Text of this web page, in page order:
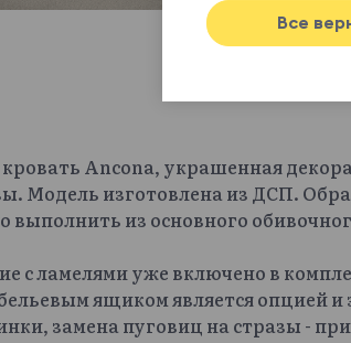
кровать Ancona, украшенная
Модель изготовлена из ДСП.
выполнить из основного
с ламелями уже включено в
ящиком является опцией и
замена пуговиц на стразы -
Все